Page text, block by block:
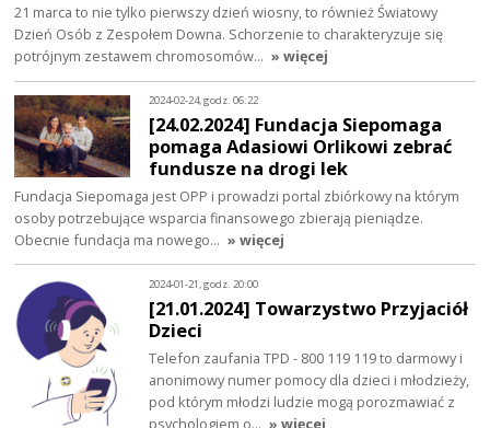
21 marca to nie tylko pierwszy dzień wiosny, to również Światowy
Dzień Osób z Zespołem Downa. Schorzenie to charakteryzuje się
potrójnym zestawem chromosomów… » więcej
2024-02-24, godz. 06:22
[24.02.2024] Fundacja Siepomaga
pomaga Adasiowi Orlikowi zebrać
fundusze na drogi lek
Fundacja Siepomaga jest OPP i prowadzi portal zbiórkowy na którym
osoby potrzebujące wsparcia finansowego zbierają pieniądze.
Obecnie fundacja ma nowego… » więcej
2024-01-21, godz. 20:00
[21.01.2024] Towarzystwo Przyjaciół
Dzieci
Telefon zaufania TPD - 800 119 119 to darmowy i
anonimowy numer pomocy dla dzieci i młodzieży,
pod którym młodzi ludzie mogą porozmawiać z
psychologiem o… » więcej